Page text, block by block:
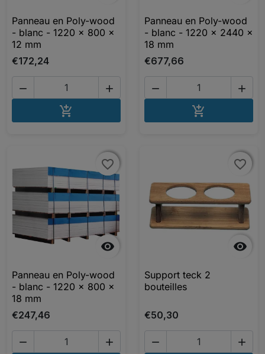
Panneau en Poly-wood
- blanc - 1220 x 800 x
12 mm
€172,24
 

Panneau en Poly-wood
- blanc - 1220 x 2440 x
18 mm
€677,66
 


favorite_border
favorite_border
Panneau en Poly-wood
- blanc - 1220 x 800 x
18 mm
€247,46
 

favorite_border
favorite_border
Support teck 2
bouteilles
€50,30
 